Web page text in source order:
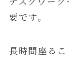
要です。
長時間座るこ